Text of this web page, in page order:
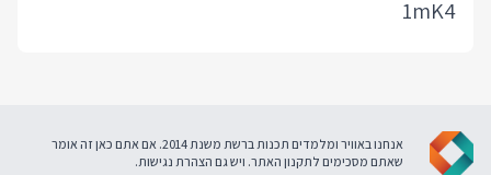
1mK4
אנחנו באוויר ומלמדים תכנות ברשת משנת 2014. אם אתם כאן זה אומר
שאתם מסכימים לתקנון האתר. ויש גם הצהרת נגישות.